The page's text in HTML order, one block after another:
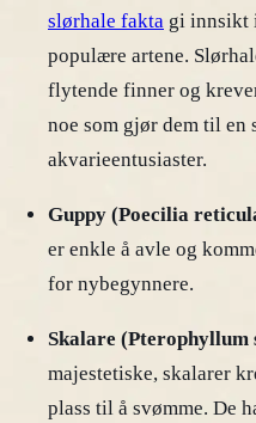
slørhale fakta gi innsikt
populære artene.
flytende finner og
noe som gjør dem til
akvarieentusiaster.
Guppy (Poecilia
er enkle å avle og
for nybegynnere.
Skalare (Pterophyllum
majestetiske, skalarer
plass til å svømme. De